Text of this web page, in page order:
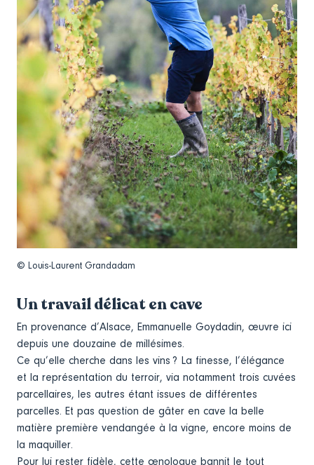
© Louis-Laurent Grandadam
Un travail délicat en cave
En provenance d’Alsace, Emmanuelle Goydadin, œuvre ici
depuis une douzaine de millésimes.
Ce qu’elle cherche dans les vins ? La finesse, l’élégance
et la représentation du terroir, via notamment trois cuvées
parcellaires, les autres étant issues de différentes
parcelles. Et pas question de gâter en cave la belle
matière première vendangée à la vigne, encore moins de
la maquiller.
Pour lui rester fidèle, cette œnologue bannit le tout